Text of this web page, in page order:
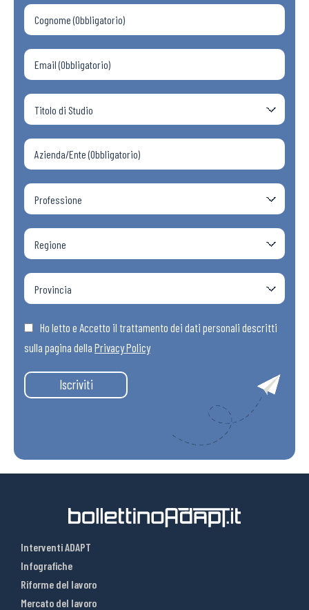
Ho letto e Accetto il trattamento dei dati personali descritti
sulla pagina della Privacy Policy
Iscriviti
Interventi ADAPT
Infografiche
Riforme del lavoro
Mercato del lavoro